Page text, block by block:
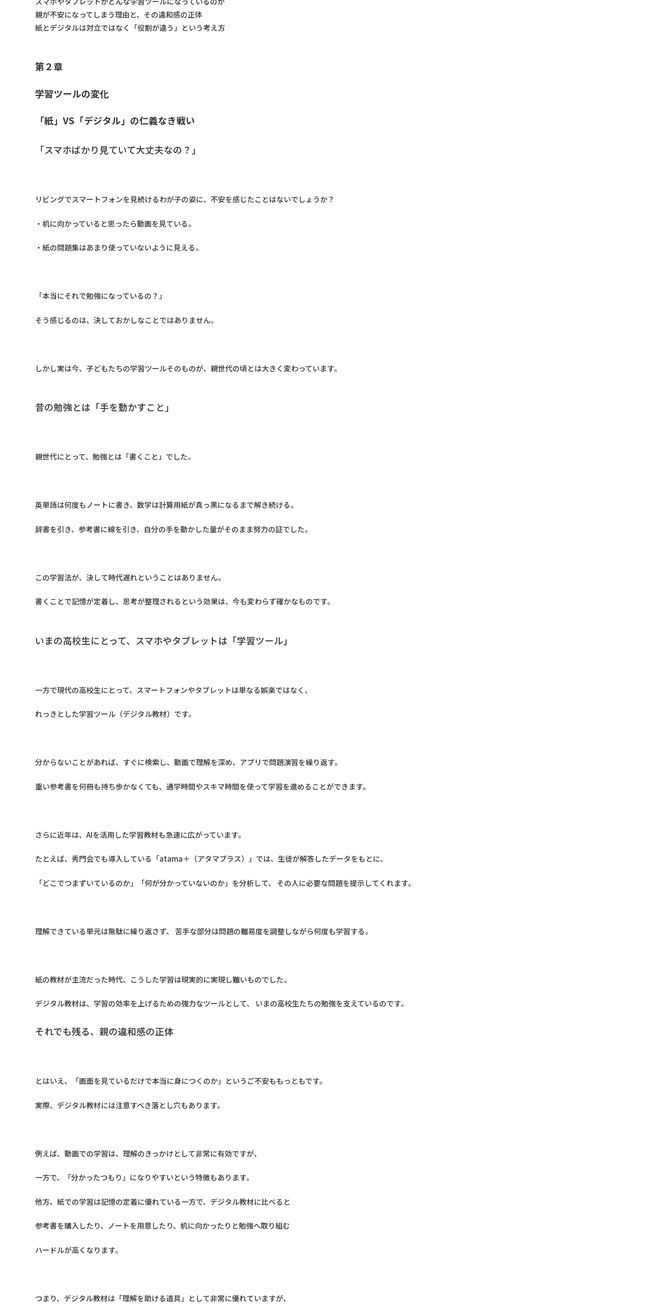
親が不安になってしまう理由と、その違和感の正体
紙とデジタルは対立ではなく「役割が違う」という考え方
第２章
学習ツールの変化
「紙」VS「デジタル」の仁義なき戦い
「スマホばかり見ていて大丈夫なの？」
リビングでスマートフォンを見続けるわが子の姿に、不安を感じたことはないでしょうか？
・机に向かっていると思ったら動画を見ている。
・紙の問題集はあまり使っていないように見える。
「本当にそれで勉強になっているの？」
そう感じるのは、決しておかしなことではありません。
しかし実は今、子どもたちの学習ツールそのものが、親世代の頃とは大きく変わっています。
昔の勉強とは「手を動かすこと」
親世代にとって、勉強とは「書くこと」でした。
英単語は何度もノートに書き、数学は計算用紙が真っ黒になるまで解き続ける。
辞書を引き、参考書に線を引き、自分の手を動かした量がそのまま努力の証でした。
この学習法が、決して時代遅れということはありません。
書くことで記憶が定着し、思考が整理されるという効果は、今も変わらず確かなものです。
いまの高校生にとって、スマホやタブレットは「学習ツール」
一方で現代の高校生にとって、スマートフォンやタブレットは単なる娯楽ではなく、
れっきとした学習ツール（デジタル教材）です。
分からないことがあれば、すぐに検索し、動画で理解を深め、アプリで問題演習を繰り返す。
重い参考書を何冊も持ち歩かなくても、通学時間やスキマ時間を使って学習を進めることができます。
さらに近年は、AIを活用した学習教材も急速に広がっています。
たとえば、秀門会でも導入している「atama＋（アタマプラス）」では、生徒が解答したデータをもとに、
「どこでつまずいているのか」「何が分かっていないのか」を分析して、 その人に必要な問題を提示してくれます。
理解できている単元は無駄に繰り返さず、 苦手な部分は問題の難易度を調整しながら何度も学習する。
紙の教材が主流だった時代、こうした学習は現実的に実現し難いものでした。
デジタル教材は、学習の効率を上げるための強力なツールとして、 いまの高校生たちの勉強を支えているのです。
それでも残る、親の違和感の正体
とはいえ、「画面を見ているだけで本当に身につくのか」というご不安ももっともです。
実際、デジタル教材には注意すべき落とし穴もあります。
例えば、動画での学習は、理解のきっかけとして非常に有効ですが、
一方で、「分かったつもり」になりやすいという特徴もあります。
他方、紙での学習は記憶の定着に優れている一方で、デジタル教材に比べると
参考書を購入したり、ノートを用意したり、机に向かったりと勉強へ取り組む
ハードルが高くなります。
つまり、デジタル教材は「理解を助ける道具」として非常に優れていますが、